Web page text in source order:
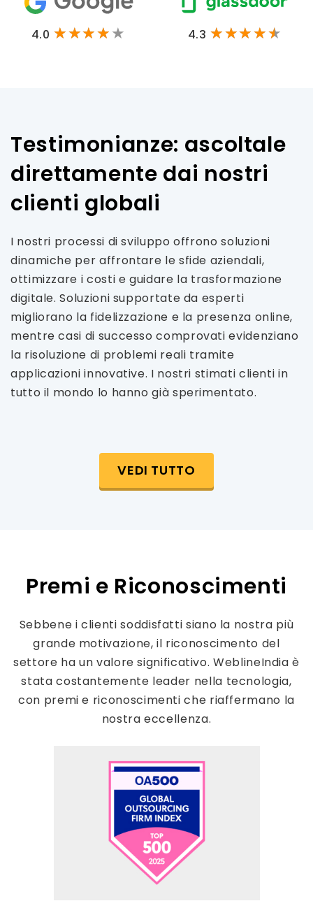
4.0 4.3
Testimonianze: ascoltale
direttamente dai nostri
clienti globali
I nostri processi di sviluppo offrono soluzioni
dinamiche per affrontare le sfide aziendali,
ottimizzare i costi e guidare la trasformazione
digitale. Soluzioni supportate da esperti
migliorano la fidelizzazione e la presenza online,
mentre casi di successo comprovati evidenziano
la risoluzione di problemi reali tramite
applicazioni innovative. I nostri stimati clienti in
tutto il mondo lo hanno già sperimentato.
VEDI TUTTO
Premi e Riconoscimenti
Sebbene i clienti soddisfatti siano la nostra più
grande motivazione, il riconoscimento del
settore ha un valore significativo. WeblineIndia è
stata costantemente leader nella tecnologia,
con premi e riconoscimenti che riaffermano la
nostra eccellenza.